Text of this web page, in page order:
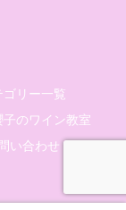
ゴリー一覧
子のワイン教室
い合わせ